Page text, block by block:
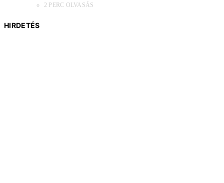
2 PERC OLVASÁS
HIRDETÉS